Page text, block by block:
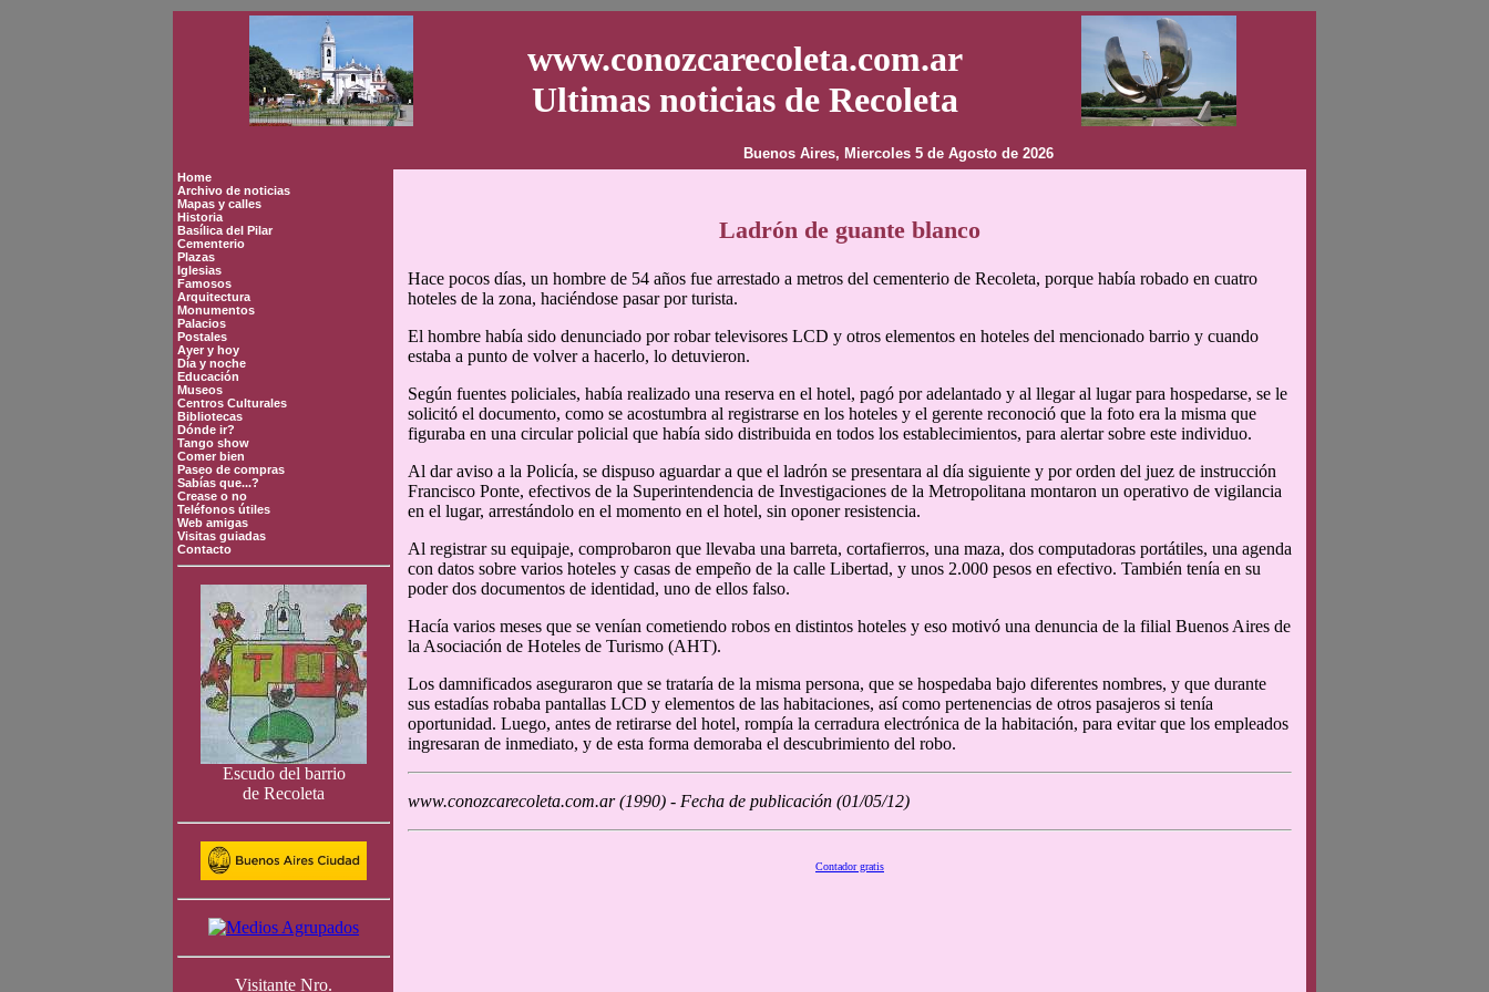
www.conozcarecoleta.com.ar
Ultimas noticias de Recoleta
Buenos Aires, Miercoles 5 de Agosto de 2026
Home
Archivo de noticias
Mapas y calles
Historia
Basílica del Pilar
Cementerio
Plazas
Iglesias
Famosos
Arquitectura
Monumentos
Palacios
Postales
Ayer y hoy
Día y noche
Educación
Museos
Centros Culturales
Bibliotecas
Dónde ir?
Tango show
Comer bien
Paseo de compras
Sabías que...?
Crease o no
Teléfonos útiles
Web amigas
Visitas guiadas
Contacto
Escudo del barrio
de Recoleta
Visitante Nro.
Ladrón de guante blanco
Hace pocos días, un hombre de 54 años fue arrestado a metros del cementerio de Recoleta, porque había robado en cuatro
hoteles de la zona, haciéndose pasar por turista.
El hombre había sido denunciado por robar televisores LCD y otros elementos en hoteles del mencionado barrio y cuando
estaba a punto de volver a hacerlo, lo detuvieron.
Según fuentes policiales, había realizado una reserva en el hotel, pagó por adelantado y al llegar al lugar para hospedarse, se le
solicitó el documento, como se acostumbra al registrarse en los hoteles y el gerente reconoció que la foto era la misma que
figuraba en una circular policial que había sido distribuida en todos los establecimientos, para alertar sobre este individuo.
Al dar aviso a la Policía, se dispuso aguardar a que el ladrón se presentara al día siguiente y por orden del juez de instrucción
Francisco Ponte, efectivos de la Superintendencia de Investigaciones de la Metropolitana montaron un operativo de vigilancia
en el lugar, arrestándolo en el momento en el hotel, sin oponer resistencia.
Al registrar su equipaje, comprobaron que llevaba una barreta, cortafierros, una maza, dos computadoras portátiles, una agenda
con datos sobre varios hoteles y casas de empeño de la calle Libertad, y unos 2.000 pesos en efectivo. También tenía en su
poder dos documentos de identidad, uno de ellos falso.
Hacía varios meses que se venían cometiendo robos en distintos hoteles y eso motivó una denuncia de la filial Buenos Aires de
la Asociación de Hoteles de Turismo (AHT).
Los damnificados aseguraron que se trataría de la misma persona, que se hospedaba bajo diferentes nombres, y que durante
sus estadías robaba pantallas LCD y elementos de las habitaciones, así como pertenencias de otros pasajeros si tenía
oportunidad. Luego, antes de retirarse del hotel, rompía la cerradura electrónica de la habitación, para evitar que los empleados
ingresaran de inmediato, y de esta forma demoraba el descubrimiento del robo.
www.conozcarecoleta.com.ar (1990) - Fecha de publicación (01/05/12)
Contador gratis